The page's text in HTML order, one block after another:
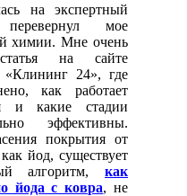
на экспертный
мое
химии. Мне очень
на сайте
24», где
как работает
и какие стадии
эффективны.
покрытия от
йод, существует
алгоритм, как
йода с ковра, не